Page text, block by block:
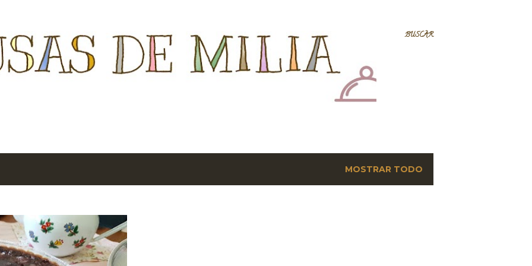
BUSCAR
MOSTRAR TODO